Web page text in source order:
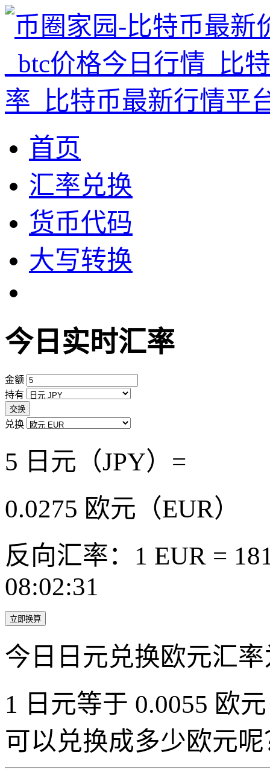
首页
汇率兑换
货币代码
大写转换
今日实时汇率
金额
持有
交换
兑换
5 日元（JPY）=
0.0275 欧元（EUR）
反向汇率：1 EUR =
08:02:31
立即换算
今日日元兑换欧元汇
1 日元等于 0.0055 欧
可以兑换成多少欧元呢